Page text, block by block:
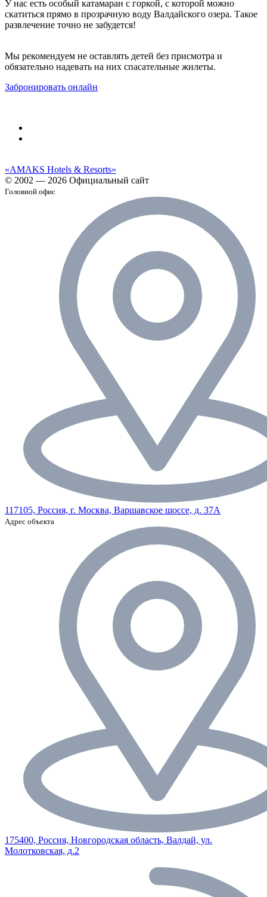
У нас есть особый катамаран с горкой, с которой можно
скатиться прямо в прозрачную воду Валдайского озера. Такое
развлечение точно не забудется!
Мы рекомендуем не оставлять детей без присмотра и
обязательно надевать на них спасательные жилеты.
Забронировать онлайн
«AMAKS Hotels & Resorts»
© 2002 — 2026 Официальный сайт
Головной офис
117105, Россия, г. Москва, Варшавское шоссе, д. 37А
Адрес объекта
175400, Россия, Новгородская область, Валдай, ул.
Молотковская, д.2